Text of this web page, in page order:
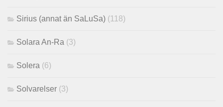
Sirius (annat än SaLuSa) (118)
Solara An-Ra (3)
Solera (6)
Solvarelser (3)